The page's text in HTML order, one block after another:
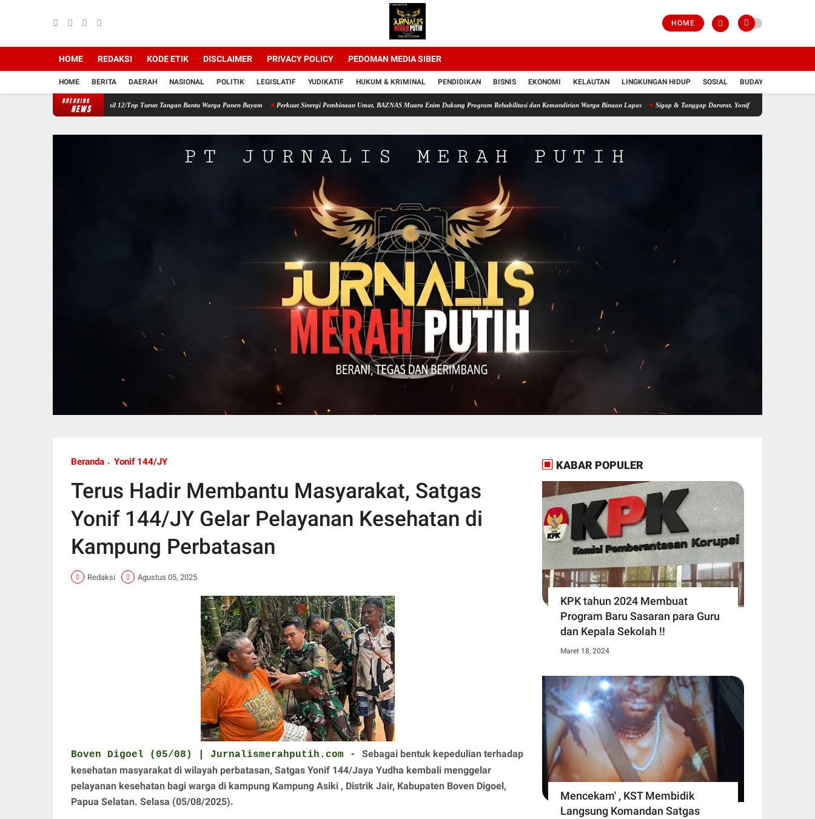
HOME
HOME REDAKSI KODE ETIK DISCLAIMER PRIVACY POLICY PEDOMAN MEDIA SIBER
HOME BERITA DAERAH NASIONAL POLITIK LEGISLATIF YUDIKATIF HUKUM & KRIMINAL PENDIDIKAN BISNIS EKONOMI KELAUTAN LINGKUNGAN HIDUP SOSIAL BUDAYA
BREAKING
NEWS
Babinsa Koramil 12/Tnp Turun Tangan Bantu Warga Panen Bayam Perkuat Sinergi Pembinaan Umat, BAZNAS Muara Enim Dukung Program Rehabilitasi dan Kemandirian Warga Binaan Lapas Sigap & Tanggap Darurat, Yonif 751/VJS Bantu Penanganan
Beranda Yonif 144/JY
Terus Hadir Membantu Masyarakat, Satgas
Yonif 144/JY Gelar Pelayanan Kesehatan di
Kampung Perbatasan
Redaksi Agustus 05, 2025
Boven Digoel (05/08) | Jurnalismerahputih.com - Sebagai bentuk kepedulian terhadap
kesehatan masyarakat di wilayah perbatasan, Satgas Yonif 144/Jaya Yudha kembali menggelar
pelayanan kesehatan bagi warga di kampung Kampung Asiki , Distrik Jair, Kabupaten Boven Digoel,
Papua Selatan. Selasa (05/08/2025).
KABAR POPULER
KPK tahun 2024 Membuat
Program Baru Sasaran para Guru
dan Kepala Sekolah !!
Maret 18, 2024
Mencekam' , KST Membidik
Langsung Komandan Satgas